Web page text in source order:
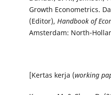
Growth Econometrics.
(Editor), Handbook of
Amsterdam: North-
[Kertas kerja (working